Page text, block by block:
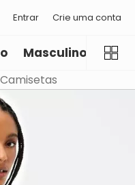
Entrar Crie uma conta
Masculino
Camisetas